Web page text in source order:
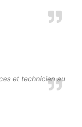
et technicien au